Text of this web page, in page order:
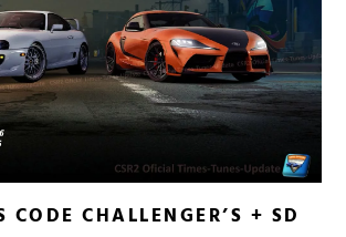
CODE CHALLENGER’S + SD